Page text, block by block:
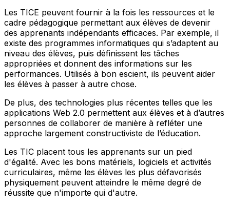
Les TICE peuvent fournir à la fois les ressources et le
cadre pédagogique permettant aux élèves de devenir
des apprenants indépendants efficaces. Par exemple, il
existe des programmes informatiques qui s’adaptent au
niveau des élèves, puis définissent les tâches
appropriées et donnent des informations sur les
performances. Utilisés à bon escient, ils peuvent aider
les élèves à passer à autre chose.
De plus, des technologies plus récentes telles que les
applications Web 2.0 permettent aux élèves et à d’autres
personnes de collaborer de manière à refléter une
approche largement constructiviste de l’éducation.
Les TIC placent tous les apprenants sur un pied
d'égalité. Avec les bons matériels, logiciels et activités
curriculaires, même les élèves les plus défavorisés
physiquement peuvent atteindre le même degré de
réussite que n'importe qui d'autre.